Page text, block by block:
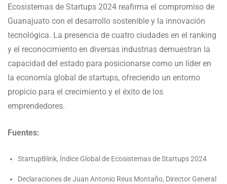
Ecosistemas de Startups 2024 reafirma el compromiso de
Guanajuato con el desarrollo sostenible y la innovación
tecnológica. La presencia de cuatro ciudades en el ranking
y el reconocimiento en diversas industrias demuestran la
capacidad del estado para posicionarse como un líder en
la economía global de startups, ofreciendo un entorno
propicio para el crecimiento y el éxito de los
emprendedores.
Fuentes:
StartupBlink, Índice Global de Ecosistemas de Startups 2024
Declaraciones de Juan Antonio Reus Montaño, Director General